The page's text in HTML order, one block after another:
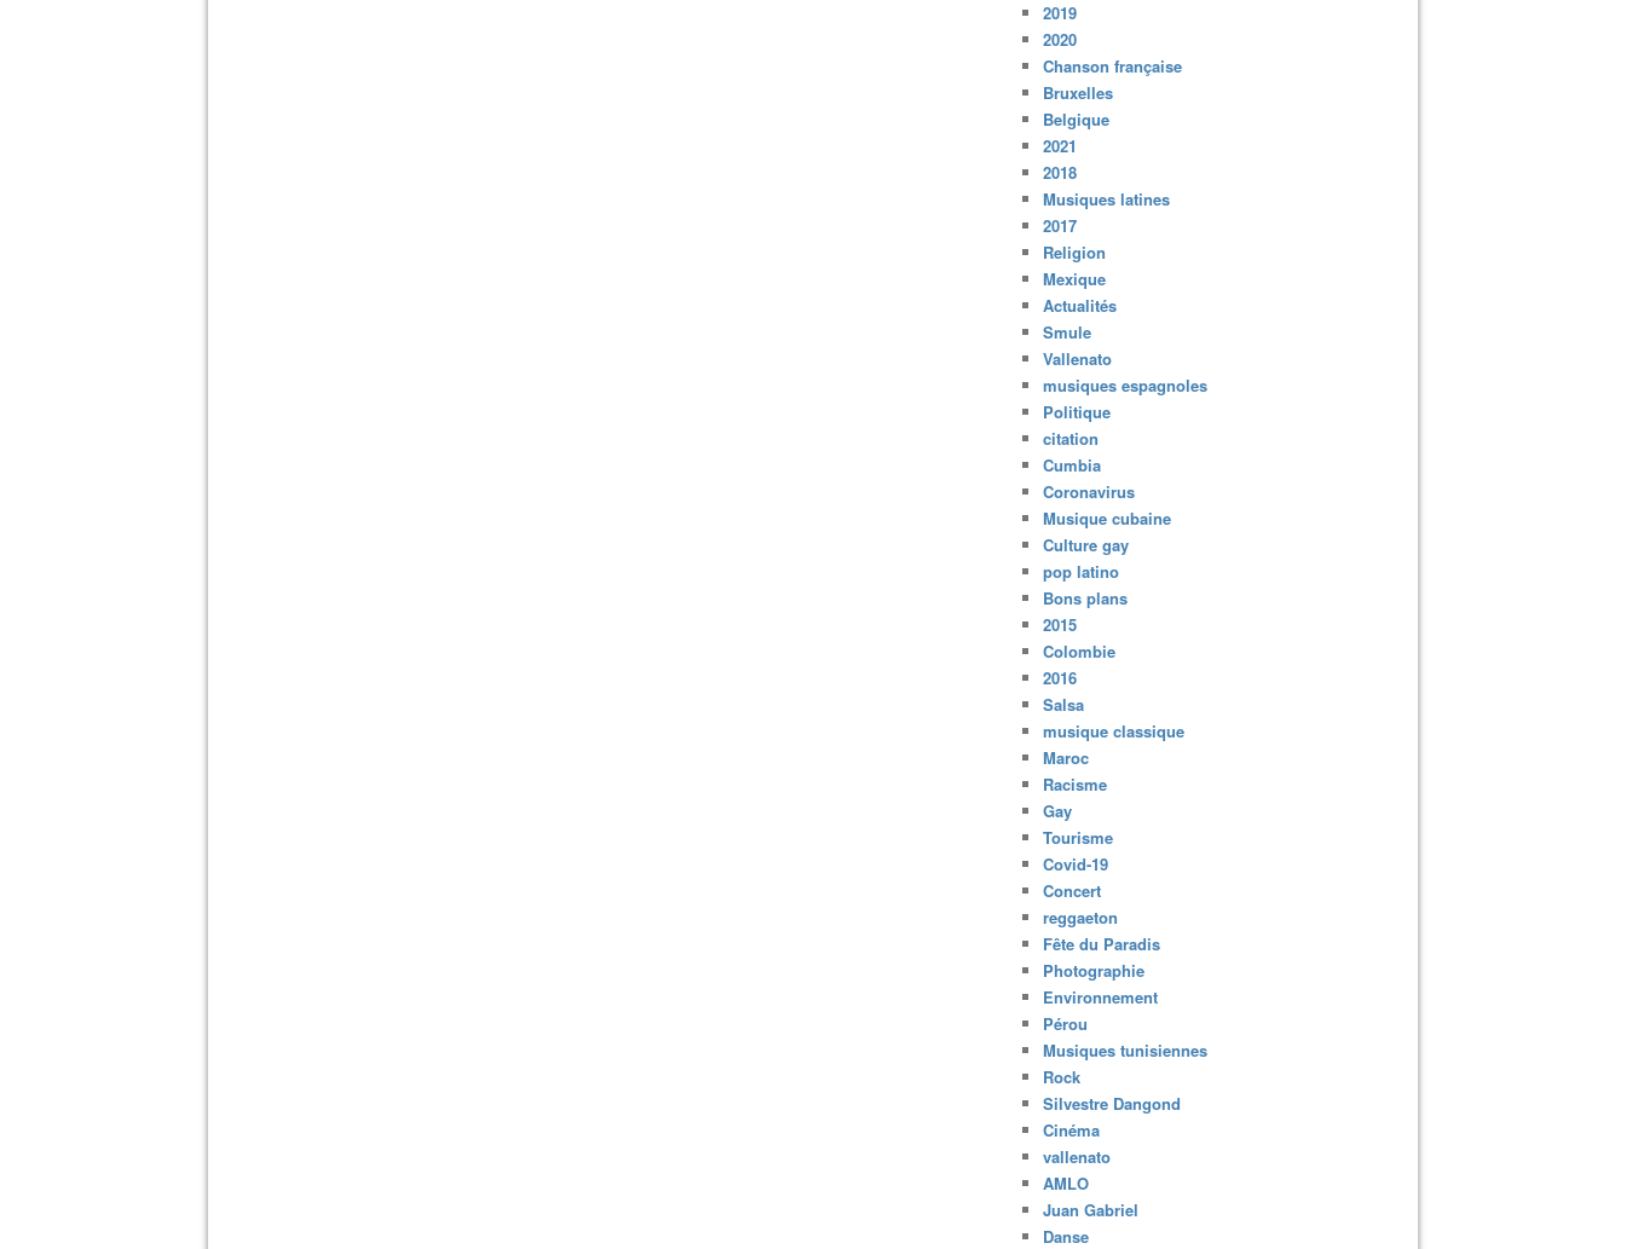
2019
2020
Chanson française
Bruxelles
Belgique
2021
2018
Musiques latines
2017
Religion
Mexique
Actualités
Smule
Vallenato
musiques espagnoles
Politique
citation
Cumbia
Coronavirus
Musique cubaine
Culture gay
pop latino
Bons plans
2015
Colombie
2016
Salsa
musique classique
Maroc
Racisme
Gay
Tourisme
Covid-19
Concert
reggaeton
Fête du Paradis
Photographie
Environnement
Pérou
Musiques tunisiennes
Rock
Silvestre Dangond
Cinéma
vallenato
AMLO
Juan Gabriel
Danse